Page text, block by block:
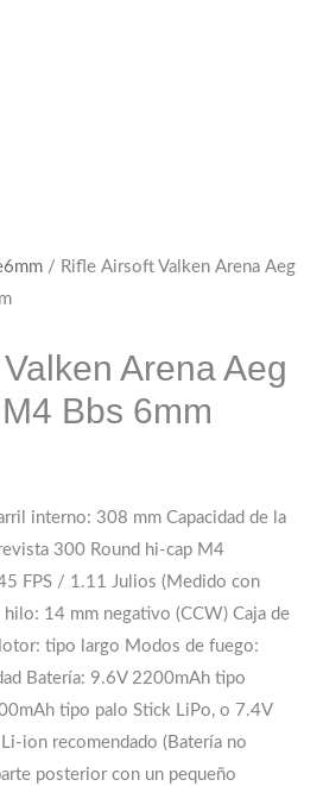
/ Rifle Airsoft Valken Arena Aeg
Arena Aeg
Bbs 6mm
interno: 308 mm Capacidad de la
300 Round hi-cap M4
FPS / 1.11 Julios (Medido con
14 mm negativo (CCW) Caja de
tipo largo Modos de fuego:
Batería: 9.6V 2200mAh tipo
tipo palo Stick LiPo, o 7.4V
ion recomendado (Batería no
posterior con un pequeño